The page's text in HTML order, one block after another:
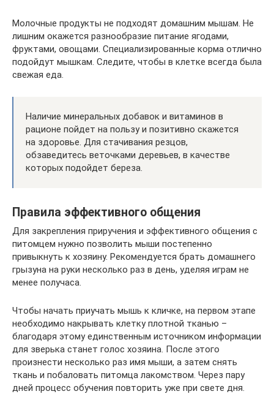
Молочные продукты не подходят домашним мышам. Не
лишним окажется разнообразие питание ягодами,
фруктами, овощами. Специализированные корма отлично
подойдут мышкам. Следите, чтобы в клетке всегда была
свежая еда.
Наличие минеральных добавок и витаминов в
рационе пойдет на пользу и позитивно скажется
на здоровье. Для стачивания резцов,
обзаведитесь веточками деревьев, в качестве
которых подойдет береза.
Правила эффективного общения
Для закрепления приручения и эффективного общения с
питомцем нужно позволить мыши постепенно
привыкнуть к хозяину. Рекомендуется брать домашнего
грызуна на руки несколько раз в день, уделяя играм не
менее получаса.
Чтобы начать приучать мышь к кличке, на первом этапе
необходимо накрывать клетку плотной тканью –
благодаря этому единственным источником информации
для зверька станет голос хозяина. После этого
произнести несколько раз имя мыши, а затем снять
ткань и побаловать питомца лакомством. Через пару
дней процесс обучения повторить уже при свете дня.